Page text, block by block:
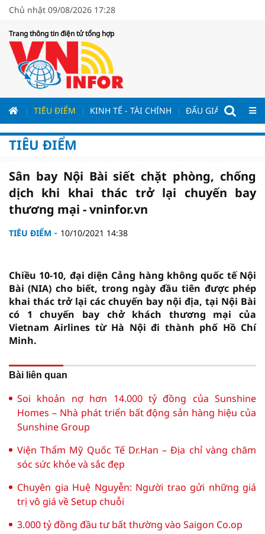
Chủ nhật 09/08/2026 17:28
Trang thông tin điện tử tổng hợp
TIÊU ĐIỂM KINH TẾ - TÀI CHÍNH ĐẤU GIÁ - ĐẤU
TIÊU ĐIỂM
Sân bay Nội Bài siết chặt phòng, chống
dịch khi khai thác trở lại chuyến bay
thương mại - vninfor.vn
TIÊU ĐIỂM 10/10/2021 14:38
Chiều 10-10, đại diện Cảng hàng không quốc tế Nội
Bài (NIA) cho biết, trong ngày đầu tiên được phép
khai thác trở lại các chuyến bay nội địa, tại Nội Bài
có 1 chuyến bay chở khách thương mại của
Vietnam Airlines từ Hà Nội đi thành phố Hồ Chí
Minh.
Bài liên quan
Soi khoản nợ hơn 14.000 tỷ đồng của Sunshine
Homes – Nhà phát triển bất động sản hàng hiệu của
Sunshine Group
Viện Thẩm Mỹ Quốc Tế Dr.Han – Địa chỉ vàng chăm
sóc sức khỏe và sắc đẹp
Chuyên gia Huệ Nguyễn: Người trao gửi những giá
trị vô giá về Setup chuỗi
3.000 tỷ đồng đầu tư bất thường vào Saigon Co.op